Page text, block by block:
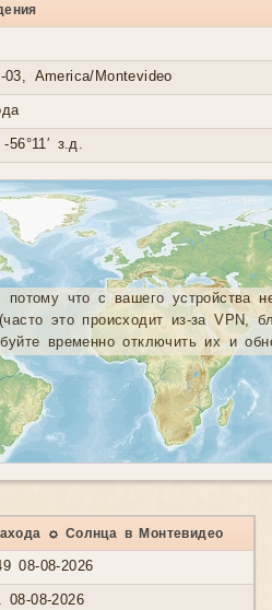
America/Montevideo
з.д.
потому что с вашего устройства
это происходит из-за VPN,
временно отключить их и
☼ Солнца в Монтевидео
08-08-2026
08-2026